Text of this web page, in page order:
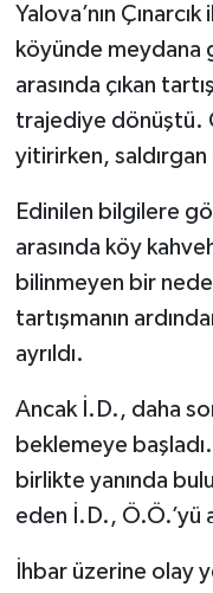
Yalova’nın
köyünde meydana
arasında çıkan
trajediye dönüştü.
yitirirken,
Edinilen bilgilere
arasında köy
bilinmeyen bir
tartışmanın
ayrıldı.
Ancak İ.D., daha
beklemeye
birlikte yanında
eden İ.D., Ö.Ö.’yü
İhbar üzerine olay